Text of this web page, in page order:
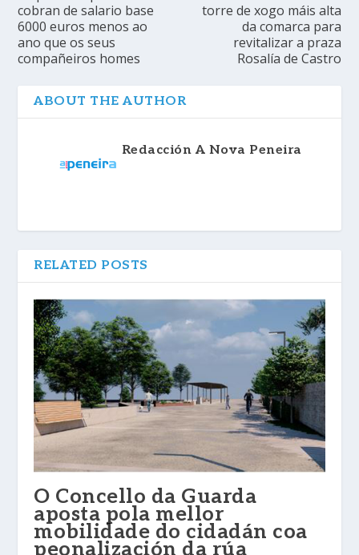
cobran de salario base
6000 euros menos ao
ano que os seus
compañeiros homes
torre de xogo máis alta
da comarca para
revitalizar a praza
Rosalía de Castro
ABOUT THE AUTHOR
Redacción A Nova Peneira
RELATED POSTS
O Concello da Guarda
aposta pola mellor
mobilidade do cidadán coa
peonalización da rúa